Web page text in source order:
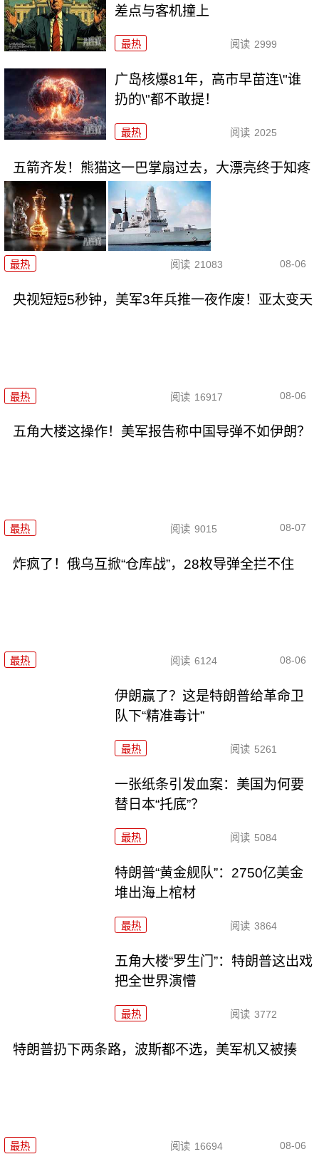
差点与客机撞上
最热 阅读 2999
广岛核爆81年，高市早苗连\"谁
扔的\"都不敢提！
最热 阅读 2025
五箭齐发！熊猫这一巴掌扇过去，大漂亮终于知疼
最热 阅读 21083 08-06
央视短短5秒钟，美军3年兵推一夜作废！亚太变天
最热 阅读 16917 08-06
五角大楼这操作！美军报告称中国导弹不如伊朗？
最热 阅读 9015 08-07
炸疯了！俄乌互掀“仓库战”，28枚导弹全拦不住
最热 阅读 6124 08-06
伊朗赢了？这是特朗普给革命卫
队下“精准毒计”
最热 阅读 5261
一张纸条引发血案：美国为何要
替日本“托底”？
最热 阅读 5084
特朗普“黄金舰队”：2750亿美金
堆出海上棺材
最热 阅读 3864
五角大楼“罗生门”：特朗普这出戏
把全世界演懵
最热 阅读 3772
特朗普扔下两条路，波斯都不选，美军机又被揍
最热 阅读 16694 08-06